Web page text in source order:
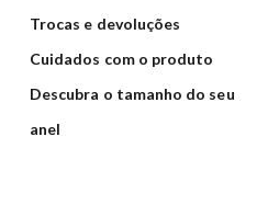
Trocas e devoluções
Cuidados com o produto
Descubra o tamanho do seu
anel